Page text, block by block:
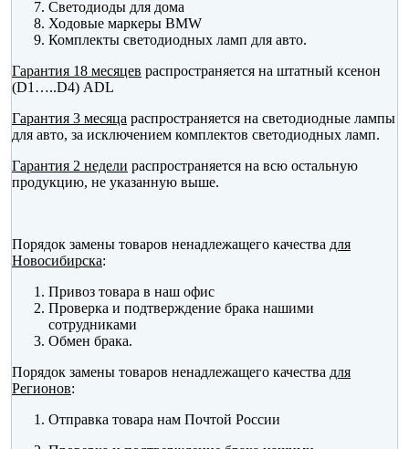
Светодиоды для дома
Ходовые маркеры BMW
Комплекты светодиодных ламп для авто.
Гарантия 18 месяцев распространяется на штатный ксенон
(D1…..D4) ADL
Гарантия 3 месяца распространяется на светодиодные лампы
для авто, за исключением комплектов светодиодных ламп.
Гарантия 2 недели распространяется на всю остальную
продукцию, не указанную выше.
Порядок замены товаров ненадлежащего качества для
Новосибирска:
Привоз товара в наш офис
Проверка и подтверждение брака нашими
сотрудниками
Обмен брака.
Порядок замены товаров ненадлежащего качества для
Регионов:
Отправка товара нам Почтой России